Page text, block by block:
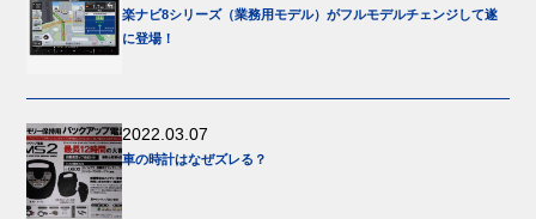
楽ナビ8シリーズ（業務用モデル）がフルモデルチェンジして遂
に登場！
2022.03.07
車の時計はなぜズレる？